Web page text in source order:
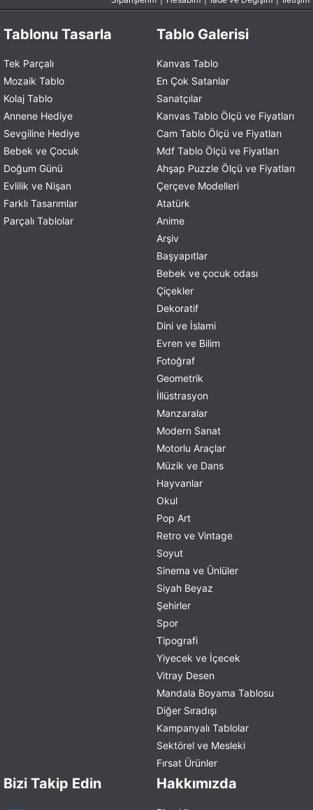
Tablonu Tasarla
Tek Parçalı
Mozaik Tablo
Kolaj Tablo
Annene Hediye
Sevgiline Hediye
Bebek ve Çocuk
Doğum Günü
Evlilik ve Nişan
Farklı Tasarımlar
Parçalı Tablolar
Tablo Galerisi
Kanvas Tablo
En Çok Satanlar
Sanatçılar
Kanvas Tablo Ölçü ve Fiyatları
Cam Tablo Ölçü ve Fiyatları
Mdf Tablo Ölçü ve Fiyatları
Ahşap Puzzle Ölçü ve Fiyatları
Çerçeve Modelleri
Atatürk
Anime
Arşiv
Başyapıtlar
Bebek ve çocuk odası
Çiçekler
Dekoratif
Dini ve İslami
Evren ve Bilim
Fotoğraf
Geometrik
İllüstrasyon
Manzaralar
Modern Sanat
Motorlu Araçlar
Müzik ve Dans
Hayvanlar
Okul
Pop Art
Retro ve Vintage
Soyut
Sinema ve Ünlüler
Siyah Beyaz
Şehirler
Spor
Tipografi
Yiyecek ve İçecek
Vitray Desen
Mandala Boyama Tablosu
Diğer Sıradışı
Kampanyalı Tablolar
Sektörel ve Mesleki
Fırsat Ürünler
Bizi Takip Edin Hakkımızda